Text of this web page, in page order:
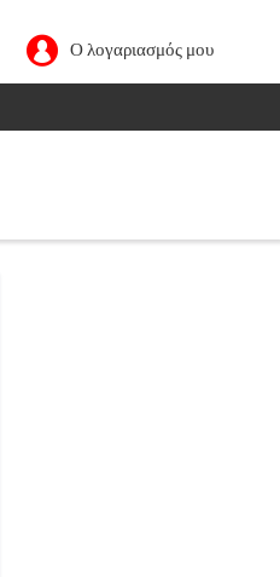
Ο λογαριασμός μου